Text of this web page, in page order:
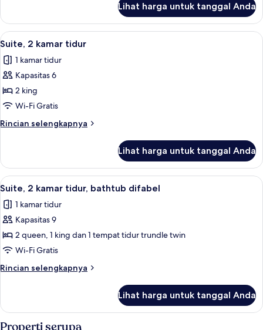
kursi
roda
Suite,
kamar
shower
kursi
Lihat harga untuk tanggal Anda
Lihat
semua
foto
untuk
Suite,
2
kamar
tidur
Televisi layar datar 55-inci dengan
6
Suite, 2 kamar tidur
1 kamar tidur
Kapasitas 6
2 king
Wi-Fi Gratis
Rincian selengkapnya
Rincian
Suite,
kamar
Lihat harga untuk tanggal Anda
Lihat
semua
foto
untuk
Suite,
2
kamar
tidur,
difabel
Seprai premium, meja kerja, dan
7
Suite, 2 kamar tidur, bathtub difabel
1 kamar tidur
Kapasitas 9
2 queen, 1 king dan 1 tempat tidur trundle twin
Wi-Fi Gratis
Rincian selengkapnya
Rincian
Suite,
2
Lihat harga untuk tanggal Anda
Properti serupa